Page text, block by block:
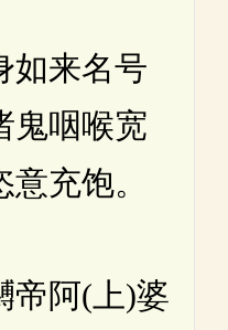
来名号
鬼咽喉宽
充饱。
阿(上)婆